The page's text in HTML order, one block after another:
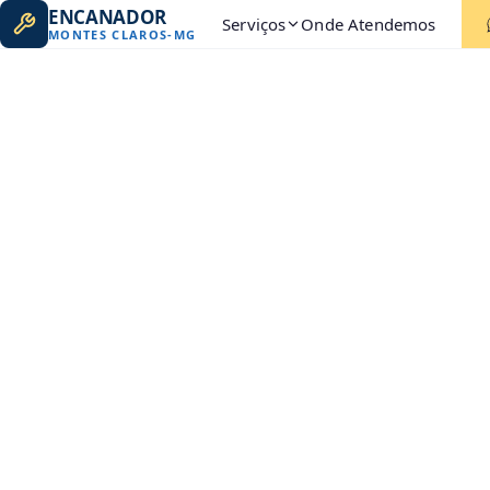
ENCANADOR
MONTES CLAROS- MG Serviços Onde Atendemos